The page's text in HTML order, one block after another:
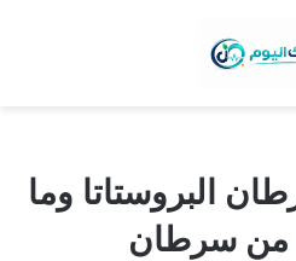
البروستاتا وما
من سرطان